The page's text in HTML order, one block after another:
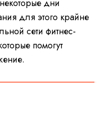
дни
для этого крайне
сети фитнес-
помогут